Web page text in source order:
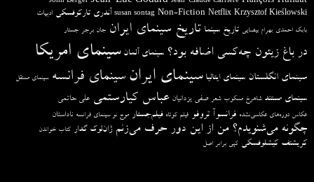
Krzysztof Kieślowski
Netflix
Non-Fiction
susan sontag آندری تارکوفسکی ادبیات
بابک احمدی بهرام بیضایی تاریخ سینما تاریخ سینمای ایران جان برجر جستار
در باغ زیتون چه‌کسی اضافه بود؟ سینمای آلمان سینمای امریکا
سینمای انگلستان سینمای ایتالیا سینمای ایران سینمای فرانسه سینمای مستقل
سینمای مستند شاهرخ مسکوب شعر صفی یزدانیان عباس کیارستمی علی حاتمی
عکاس دوره‌های عکاسی‌نشده فرانسوآ تروفو فیلم کوتاه فیلم‌جستار موج نو سینمای فرانسه ناداستان
چگونه می‌شنویدم؟ من از این دور حرف می‌زنم ژان‌لوک گدار کتاب خواندن
کریشتف کیشلوفسکی کپی برابر اصل